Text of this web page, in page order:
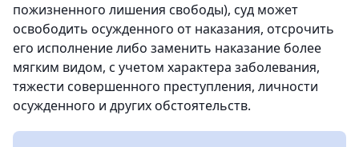
пожизненного лишения свободы), суд может
освободить осужденного от наказания, отсрочить
его исполнение либо заменить наказание более
мягким видом, с учетом характера заболевания,
тяжести совершенного преступления, личности
осужденного и других обстоятельств.